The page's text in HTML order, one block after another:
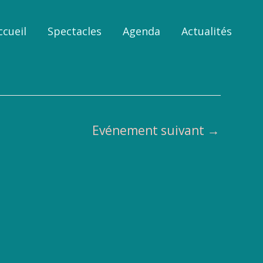
Spectacles Agenda Actualités
Evénement suivant →